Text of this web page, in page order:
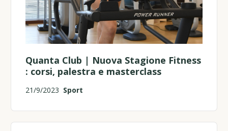
Quanta Club | Nuova Stagione Fitness
: corsi, palestra e masterclass
21/9/2023 Sport